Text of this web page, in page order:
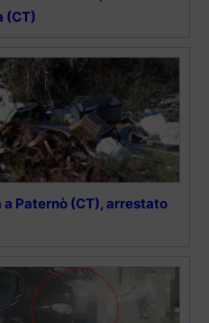
(CT)
Paternò (CT), arrestato